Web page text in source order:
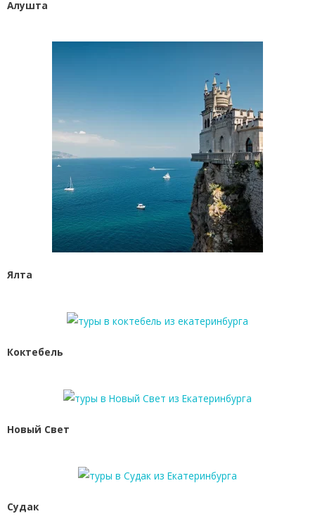
Алушта
Ялта
Коктебель
Новый Свет
Судак